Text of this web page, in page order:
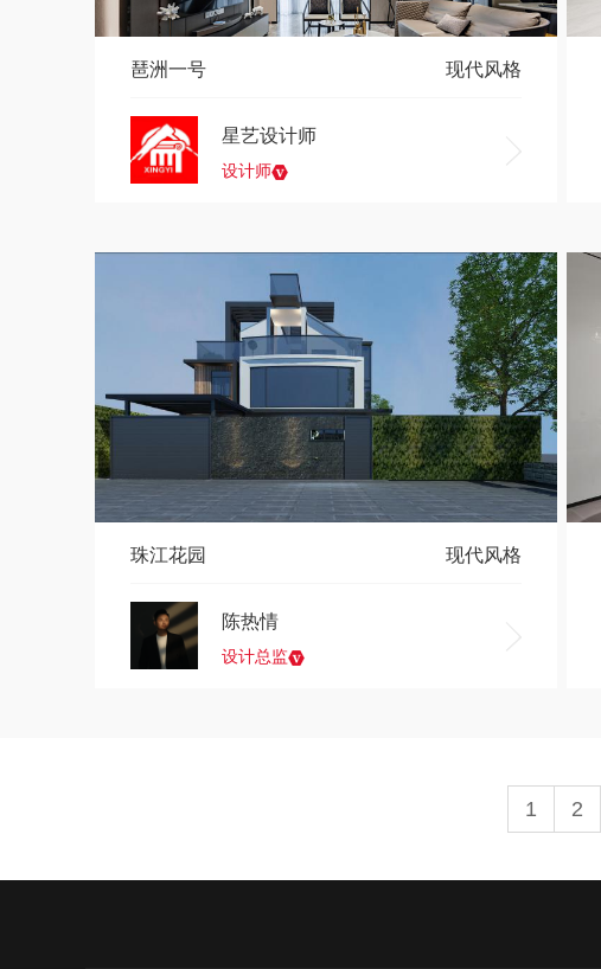
琶洲一号 现代风格
星艺设计师
设计师
珠江花园 现代风格
陈热情
设计总监
1 2